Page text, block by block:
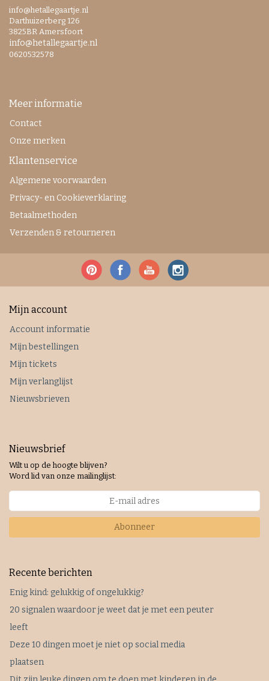
info@hetallegaartje.nl
Darthuizerberg 126
3825BR Amersfoort
info@hetallegaartje.nl
0620532578
Meer informatie
Contact
Onze merken
Klantenservice
Algemene voorwaarden
Privacy- en Cookieverklaring
Betaalmethoden
Verzenden & retourneren
Mijn account
Account informatie
Mijn bestellingen
Mijn tickets
Mijn verlanglijst
Nieuwsbrieven
Nieuwsbrief
Wilt u op de hoogte blijven?
Word lid van onze mailinglijst:
Abonneer
Recente berichten
Enig kind: gelukkig of ongelukkig?
20 signalen waardoor je weet dat je met een peuter
leeft
Deze 10 dingen moet je niet op social media
plaatsen